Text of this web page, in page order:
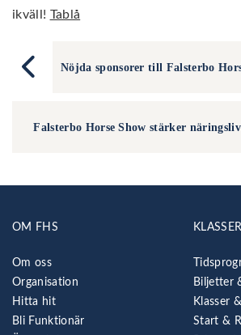
ikväll! Tablå
Nöjda sponsorer till Falsterbo
Falsterbo Horse Show stärker
OM FHS
Om oss
Organisation
Hitta hit
Bli Funktionär
Biljetter
Klasser
Start &